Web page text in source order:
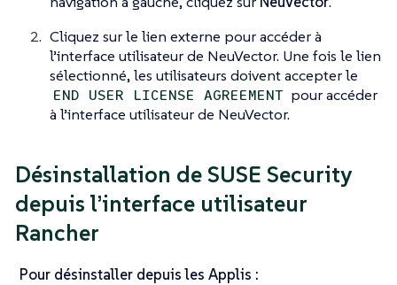
Cliquez sur le lien externe pour accéder à
l’interface utilisateur de NeuVector. Une fois le lien
sélectionné, les utilisateurs doivent accepter le
END USER LICENSE AGREEMENT pour accéder
à l’interface utilisateur de NeuVector.
Désinstallation de SUSE Security
depuis l’interface utilisateur
Rancher
Pour désinstaller depuis les Applis :